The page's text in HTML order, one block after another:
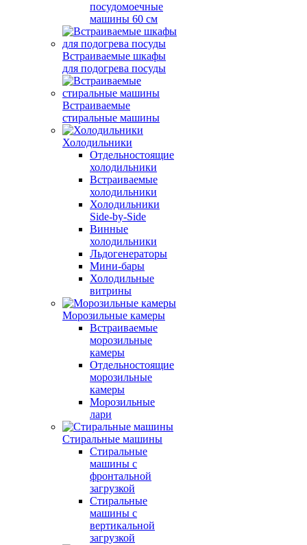
посудомоечные
машины 60 см
Встраиваемые шкафы
для подогрева посуды
Встраиваемые
стиральные машины
Холодильники
Отдельностоящие
холодильники
Встраиваемые
холодильники
Холодильники
Side-by-Side
Винные
холодильники
Льдогенераторы
Мини-бары
Холодильные
витрины
Морозильные камеры
Встраиваемые
морозильные
камеры
Отдельностоящие
морозильные
камеры
Морозильные
лари
Стиральные машины
Стиральные
машины с
фронтальной
загрузкой
Стиральные
машины с
вертикальной
загрузкой